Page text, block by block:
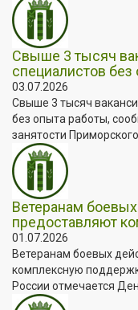
Свыше 3 тысяч
специалистов
03.07.2026
Свыше 3 тысяч
без опыта работы,
занятости
Ветеранам
предоставляют
01.07.2026
Ветеранам боевых
комплексную
России отмечается